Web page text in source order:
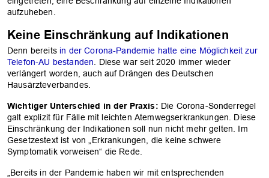
OK
aufzuheben.
Keine Einschränkung auf Indikationen
Denn bereits in der Corona-Pandemie hatte eine Möglichkeit zur
Telefon-AU bestanden . Diese war seit 2020 immer wieder
verlängert worden, auch auf Drängen des Deutschen
Hausärzteverbandes.
Wichtiger Unterschied in der Praxis: Die Corona-Sonderregel
galt explizit für Fälle mit leichten Atemwegserkrankungen. Diese
Einschränkung der Indikationen soll nun nicht mehr gelten. Im
Gesetzestext ist von „Erkrankungen, die keine schwere
Symptomatik vorweisen“ die Rede.
„Bereits in der Pandemie haben wir mit entsprechenden